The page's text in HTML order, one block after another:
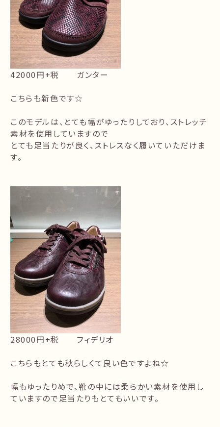
42000円+税 ガンター
こちらも新色です☆
このモデルは、とても幅がゆったりしており、ストレッチ
素材を使用していますので
とても足当たりが良く、ストレスなく履いていただけま
す。
28000円+税 フィデリオ
こちらもとても秋らしくて良い色ですよね☆
幅もゆったりめで、靴の中には柔らかい素材を使用し
ていますので足当たりもとてもいいです。